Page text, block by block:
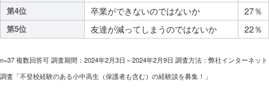
第4位 卒業ができないのではないか 27％
第5位 友達が減ってしまうのではないか 22％
n=37 複数回答可 調査期間：2024年2月3日～2024年2月9日 調査方法：弊社インターネット
調査「不登校経験のある小中高生（保護者も含む）の経験談を募集！」